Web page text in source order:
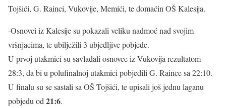
Tojšići, G. Rainci, Vukovije, Memići, te domaćin OŠ Kalesija.
-Osnovci iz Kalesije su pokazali veliku nadmoć nad svojim
vršnjacima, te ubilježili 3 ubjedljive pobjede.
U prvoj utakmici su savladali osnovce iz Vukovija rezultatom
28:3, da bi u polufinalnoj utakmici pobjedili G. Raince sa 22:10.
U finalu su se sastali sa OŠ Tojšići, te upisali još jednu laganu
pobjedu od 21:6.